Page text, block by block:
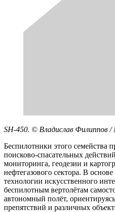
SH-450. © Владислав Филиппов /
Беспилотники этого семейства
поисково-спасательных
мониторинга, геодезии и
нефтегазового сектора. В
технологии искусственного
беспилотным вертолётам
автономный полёт,
препятствий и различных